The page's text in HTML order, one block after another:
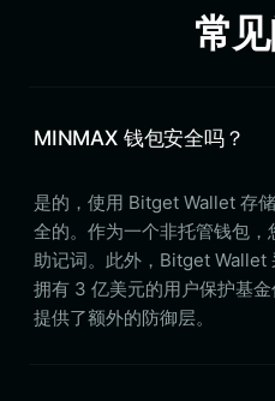
常
MINMAX 钱包安全吗？
是的，使用 Bitget Wallet 存
全的。作为一个非托管钱包
助记词。此外，Bitget Wallet
拥有 3 亿美元的用户保护基
提供了额外的防御层。